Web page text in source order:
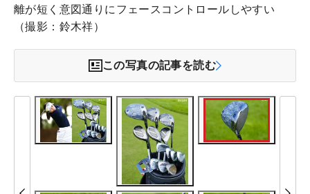
離が短く意図通りにフェースコントロールしやすい
（撮影：鈴木祥）
この写真の記事を読む